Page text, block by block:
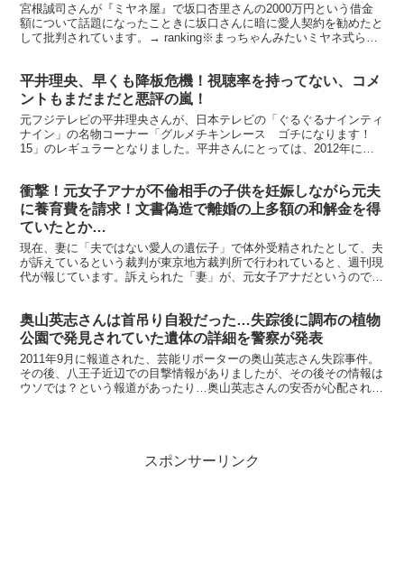
宮根誠司さんが『ミヤネ屋』で坂口杏里さんの2000万円という借金
額について話題になったこときに坂口さんに暗に愛人契約を勧めたと
して批判されています。→ ranking※まっちゃんみたいミヤネ式らく
平井理央、早くも降板危機！視聴率を持ってない、コメ
ントもまだまだと悪評の嵐！
元フジテレビの平井理央さんが、日本テレビの「ぐるぐるナインティ
ナイン」の名物コーナー「グルメチキンレース ゴチになります！
15」のレギュラーとなりました。平井さんにとっては、2012年にフ
衝撃！元女子アナが不倫相手の子供を妊娠しながら元夫
に養育費を請求！文書偽造で離婚の上多額の和解金を得
ていたとか…
現在、妻に「夫ではない愛人の遺伝子」で体外受精されたとして、夫
が訴えているという裁判が東京地方裁判所で行われていると、週刊現
代が報じています。訴えられた「妻」が、元女子アナだというのです
奥山英志さんは首吊り自殺だった…失踪後に調布の植物
公園で発見されていた遺体の詳細を警察が発表
2011年9月に報道された、芸能リポーターの奥山英志さん失踪事件。
その後、八王子近辺での目撃情報がありましたが、その後その情報は
ウソでは？という報道があったり…奥山英志さんの安否が心配されて
スポンサーリンク